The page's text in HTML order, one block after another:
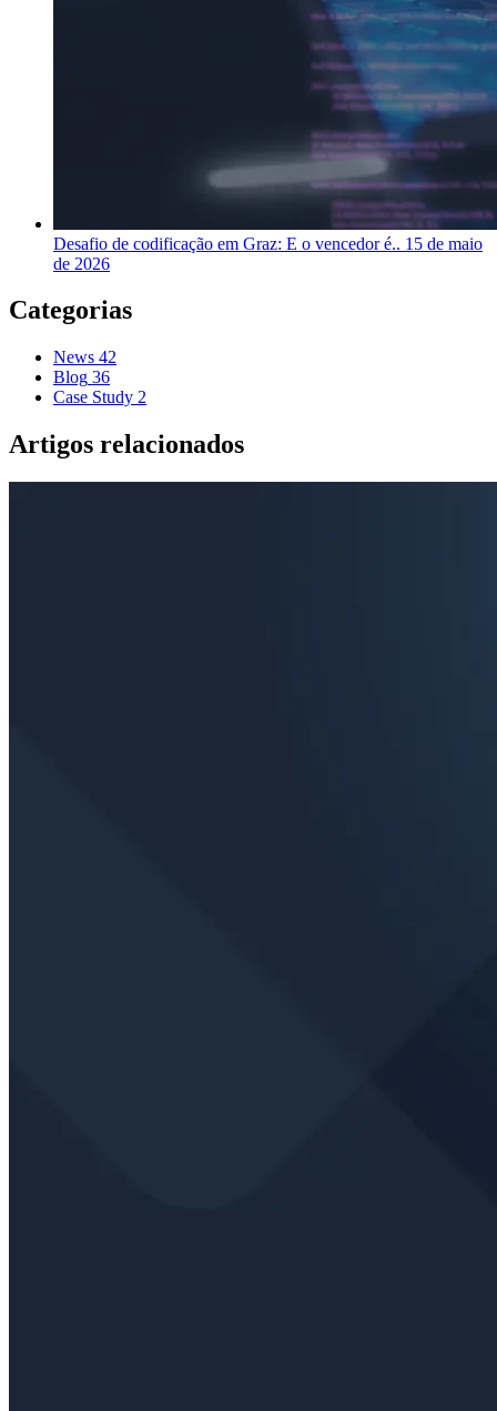
Desafio de codificação em Graz: E o vencedor é.. 15 de maio
de 2026
Categorias
News 42
Blog 36
Case Study 2
Artigos relacionados